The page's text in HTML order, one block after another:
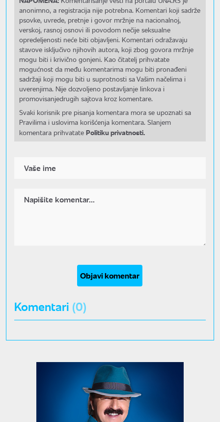
anonimno, a registracija nije potrebna. Komentari koji sadrže
psovke, uvrede, pretnje i govor mržnje na nacionalnoj,
verskoj, rasnoj osnovi ili povodom nečije seksualne
opredeljenosti neće biti objavljeni. Komentari odražavaju
stavove isključivo njihovih autora, koji zbog govora mržnje
mogu biti i krivično gonjeni. Kao čitatelj prihvatate
mogućnost da među komentarima mogu biti pronađeni
sadržaji koji mogu biti u suprotnosti sa Vašim načelima i
uverenjima. Nije dozvoljeno postavljanje linkova i
promovisanjedrugih sajtova kroz komentare.
Svaki korisnik pre pisanja komentara mora se upoznati sa
Pravilima i uslovima korišćenja komentara. Slanjem
komentara prihvatate Politiku privatnosti.
Objavi komentar
Komentari (0)